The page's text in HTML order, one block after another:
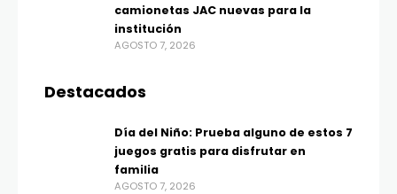
camionetas JAC nuevas para la
institución
AGOSTO 7, 2026
Destacados
Día del Niño: Prueba alguno de estos 7
juegos gratis para disfrutar en
familia
AGOSTO 7, 2026